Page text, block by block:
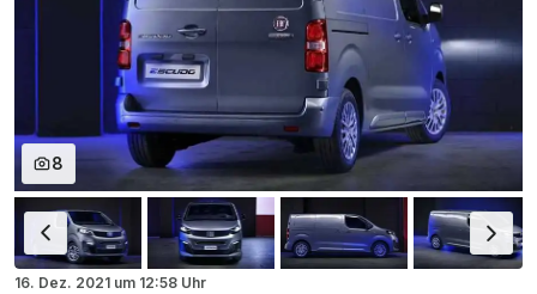
8
16. Dez. 2021 um 12:58 Uhr